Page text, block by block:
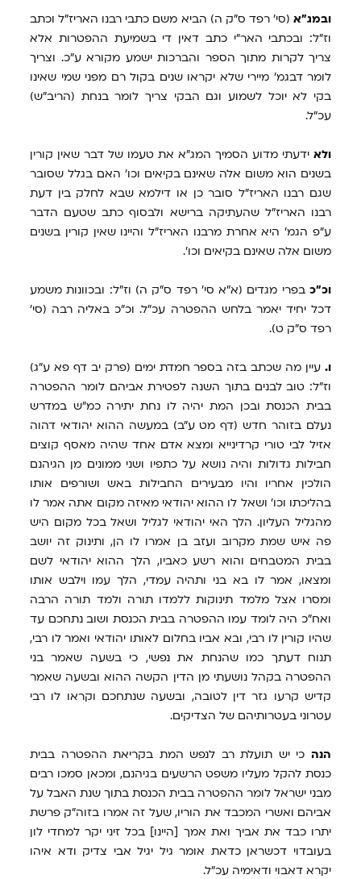
ובמג"א (סי' רפד ס"ק ה) הביא משם כתבי רבנו האריז"ל וכתב
וז"ל: ובכתבי האר"י כתב דאין די בשמיעת ההפטרות אלא
צריך לקרות מתוך הספר והברכות ישמע מקורא ע"כ. וצריך
לומר דבגמ' מיירי שלא יקראו שנים בקול רם מפני שמי שאינו
בקי לא יוכל לשמוע וגם הבקי צריך לומר בנחת (הריב"ש)
עכ"ל.
ולא ידעתי מדוע הסמיך המג"א את טעמו של דבר שאין קורין
בשנים הוא משום אלה שאינם בקיאים וכו' האם בגלל שסובר
שגם רבנו האריז"ל סובר כן או דילמא שבא לחלק בין דעת
רבנו האריז"ל שהעתיקה ברישא ולבסוף כתב שטעם הדבר
ע"פ הגמ' היא אחרת מרבנו האריז"ל והיינו שאין קורין בשנים
משום אלה שאינם בקיאים וכו'.
וכ"כ בפרי מגדים (א"א סי' רפד ס"ק ה) וז"ל: ובכוונות משמע
דכל יחיד יאמר בלחש ההפטרה עכ"ל. וכ"כ באליה רבה (סי'
רפד ס"ק ט).
ו. עיין מה שכתב בזה בספר חמדת ימים (פרק יב דף פא ע"ג)
וז"ל: טוב לבנים בתוך השנה לפטירת אביהם לומר ההפטרה
בבית הכנסת ובכן המת יהיה לו נחת יתירה כמ"ש במדרש
נעלם בזוהר חדש (דף מט ע"ב) במעשה ההוא יהודאי דהוה
אזיל לבי טורי קרדינייא ומצא אדם אחד שהיה מאסף קוצים
חבילות גדולות והיה נושא על כתפיו ושני ממונים מן הגיהנם
הולכין אחריו והיו מבעירים החבילות באש ושורפים אותו
בהליכתו וכו' ושאל לו ההוא יהודאי מאיזה מקום אתה אמר לו
מהגליל העליון. הלך האי יהודאי לגליל ושאל בכל מקום היש
פה איש שמת מקרוב ועזב בן אמרו לו הן, ותינוק זה יושב
בבית המטבחים והוא רשע כאביו, הלך ההוא יהודאי לשם
ומצאו, אמר לו בא בני ותהיה עמדי, הלך עמו וילבש אותו
ומסרו אצל מלמד תינוקות ללמדו תורה ולמד תורה הרבה
ואח"כ היה לומד עמו ההפטרה בבית הכנסת ושוב נתחכם עד
שהיו קורין לו רבי, ובא אביו בחלום לאותו יהודאי ואמר לו רבי,
תנוח דעתך כמו שהנחת את נפשי, כי בשעה שאמר בני
ההפטרה בקהל נושעתי מן הדין הקשה ההוא ובשעה שאמר
קדיש קרעו גזר דין לטובה, ובשעה שנתחכם וקראו לו רבי
עטרוני בעטרותיהם של הצדיקים.
הנה כי יש תועלת רב לנפש המת בקריאת ההפטרה בבית
כנסת להקל מעליו משפט הרשעים בגיהנם, ומכאן סמכו רבים
מבני ישראל לומר ההפטרה בבית הכנסת בתוך שנת האבל על
אביהם ואשרי המכבד את הוריו, שעל זה אמרו בזוה"ק פרשת
יתרו כבד את אביך ואת אמך [היינו] בכל זיני יקר למחדי לון
בעובדוי דכשראן כדאת אומר גיל יגיל אבי צדיק ודא איהו
יקרא דאבוי ודאימיה עכ"ל.